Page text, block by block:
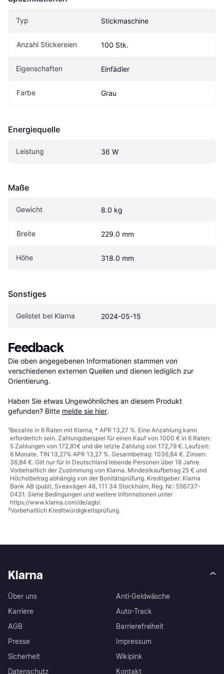
Typ Stickmaschine
Anzahl Stickereien 100 Stk.
Eigenschaften Einfädler
Farbe Grau
Energiequelle
Leistung 36 W
Maße
Gewicht 8.0 kg
Breite 229.0 mm
Höhe 318.0 mm
Sonstiges
Gelistet bei Klarna 2024-05-15
Feedback
Die oben angegebenen Informationen stammen von
verschiedenen externen Quellen und dienen lediglich zur
Orientierung.
Haben Sie etwas Ungewöhnliches an diesem Produkt
gefunden? Bitte melde sie hier.
¹Bezahle in 6 Raten mit Klarna, * APR 13,27 %. Eine Anzahlung kann
erforderlich sein. Zahlungsbeispiel für einen Kauf von 1000 € in 6 Raten:
5 Zahlungen von 172,81€ und die letzte Zahlung von 172,79 €. Laufzeit:
6 Monate. TIN 13,27% APR 13,27 %. Gesamtbetrag: 1036,84 €. Zinsen:
36,84 €. Gilt nur für in Deutschland lebende Personen über 18 Jahre.
Vorbehaltlich der Zustimmung von Klarna. Mindestkaufbetrag 25 € und
Höchstbetrag abhängig von der Bonitätsprüfung. Kreditgeber: Klarna
Bank AB (publ), Sveavägen 46, 111 34 Stockholm, Reg. Nr.: 556737-
0431. Siehe Bedingungen und weitere Informationen unter
https://www.klarna.com/de/agb/.
²Vorbehaltlich Kreditwürdigkeitsprüfung.
Klarna
Über uns
Karriere
AGB
Presse
Sicherheit
Datenschutz
Anti-Geldwäsche
Auto-Track
Barrierefreiheit
Impressum
Wikipink
Kontakt